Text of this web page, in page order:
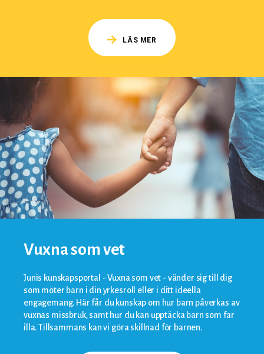
LÄS MER
Vuxna som vet
Junis kunskapsportal - Vuxna som vet - vänder sig till dig
som möter barn i din yrkesroll eller i ditt ideella
engagemang. Här får du kunskap om hur barn påverkas av
vuxnas missbruk, samt hur du kan upptäcka barn som far
illa. Tillsammans kan vi göra skillnad för barnen.